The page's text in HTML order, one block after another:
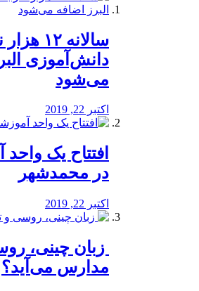
️سالانه
دانش‌آموزی
می‌شود
اکتبر 22, 2019
افتتاح یک
در محمدشهر
اکتبر 22, 2019
زبان چینی،
مدارس می‌آید؟